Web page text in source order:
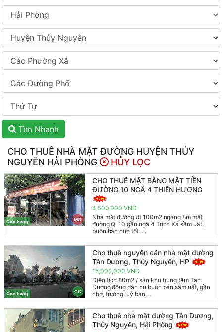
Tìm Nhanh
CHO THUÊ NHÀ MẶT ĐƯỜNG HUYỆN THỦY
NGUYÊN HẢI PHÒNG
HỦY LỌC
MG
Còn hàng
CHO THUÊ MẶT BẰNG MẶT TIỀN
ĐƯỜNG 10 NGÃ 4 THIÊN HƯƠNG
4,500,000 VNĐ
Nhà mặt đường dt 100m2 ngang 8m mặt
đường Ql 10 gần ngã 4 Trịnh Xá sầm uất,
buôn bán cực tốt.....
CC
Còn hàng
Cho thuê nguyên căn nhà mặt đường
Tân Dương, Thủy Nguyên, HP
15,000,000 VNĐ
Diện tích 80m2 / sàn khu trung tâm Tân
Dương đông dân cư buôn bán sầm uất, gần
chợ, trường, uỷ ban,...
Cho thuê nhà mặt đường Tân Dương,
Thủy Nguyên, Hải Phòng